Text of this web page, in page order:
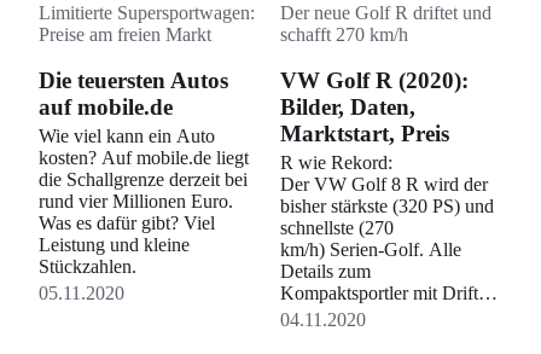
Limitierte Supersportwagen:
Preise am freien Markt
Die teuersten Autos
auf mobile.de
Wie viel kann ein Auto
kosten? Auf mobile.de liegt
die Schallgrenze derzeit bei
rund vier Millionen Euro.
Was es dafür gibt? Viel
Leistung und kleine
Stückzahlen.
05.11.2020
Der neue Golf R driftet und
schafft 270 km/h
VW Golf R (2020):
Bilder, Daten,
Marktstart, Preis
R wie Rekord:
Der VW Golf 8 R wird der
bisher stärkste (320 PS) und
schnellste (270
km/h) Serien-Golf. Alle
Details zum
Kompaktsportler mit Drift-
Modus.
04.11.2020